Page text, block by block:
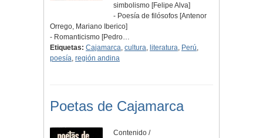
simbolismo [Felipe Alva]
- Poesía de filósofos [Antenor
Orrego, Mariano Iberico]
- Romanticismo [Pedro…
Etiquetas: Cajamarca, cultura, literatura, Perú,
poesía, región andina
Poetas de Cajamarca
Contenido /